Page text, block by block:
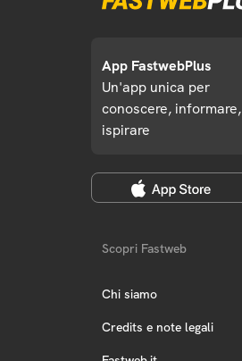
App FastwebPlus
Un'app unica per
conoscere, informare,
ispirare
Scopri Fastweb
Chi siamo
Credits e note legali